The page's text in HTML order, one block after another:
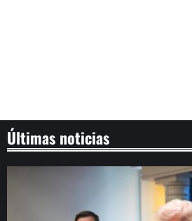
Últimas noticias